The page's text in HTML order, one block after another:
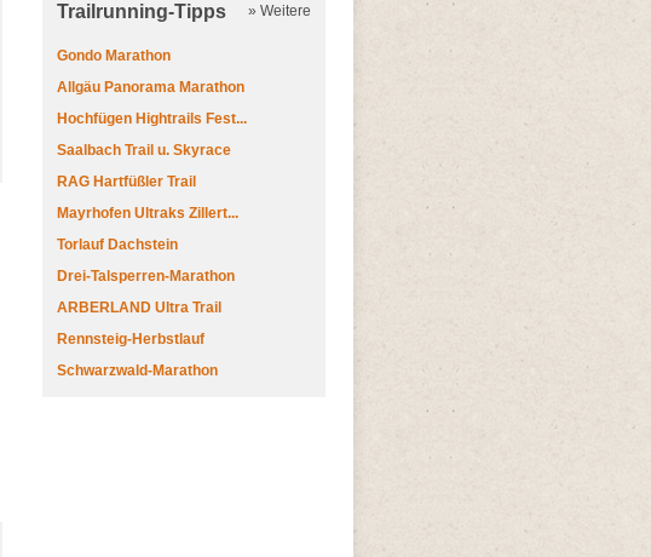
Trailrunning-Tipps » Weitere
Gondo Marathon
Allgäu Panorama Marathon
Hochfügen Hightrails Fest...
Saalbach Trail u. Skyrace
RAG Hartfüßler Trail
Mayrhofen Ultraks Zillert...
Torlauf Dachstein
Drei-Talsperren-Marathon
ARBERLAND Ultra Trail
Rennsteig-Herbstlauf
Schwarzwald-Marathon